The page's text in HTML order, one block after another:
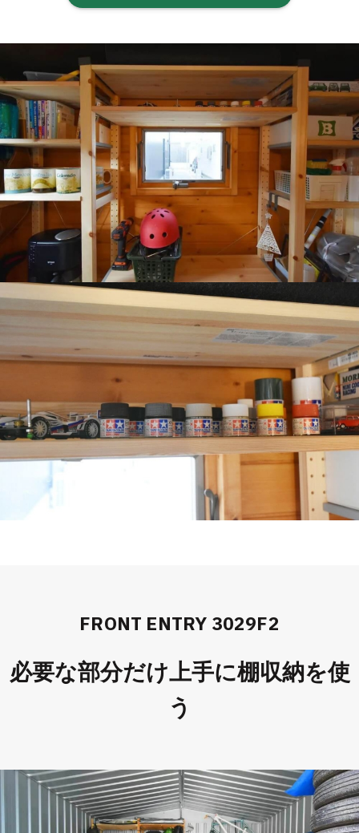
FRONT ENTRY 3029F2
必要な部分だけ上手に棚収納を使
う